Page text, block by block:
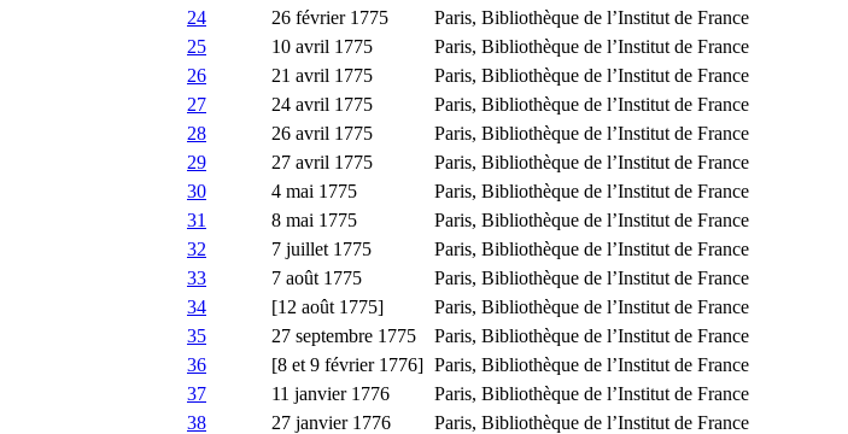
24
26 février 1775 Paris, Bibliothèque de l’Institut de France
25 10 avril 1775 Paris, Bibliothèque de l’Institut de France
26 21 avril 1775 Paris, Bibliothèque de l’Institut de France
27 24 avril 1775 Paris, Bibliothèque de l’Institut de France
28 26 avril 1775 Paris, Bibliothèque de l’Institut de France
29 27 avril 1775 Paris, Bibliothèque de l’Institut de France
30 4 mai 1775 Paris, Bibliothèque de l’Institut de France
31 8 mai 1775 Paris, Bibliothèque de l’Institut de France
32 7 juillet 1775 Paris, Bibliothèque de l’Institut de France
33 7 août 1775 Paris, Bibliothèque de l’Institut de France
34 [12 août 1775] Paris, Bibliothèque de l’Institut de France
35 27 septembre 1775 Paris, Bibliothèque de l’Institut de France
36 [8 et 9 février 1776] Paris, Bibliothèque de l’Institut de France
37 11 janvier 1776 Paris, Bibliothèque de l’Institut de France
38 27 janvier 1776 Paris, Bibliothèque de l’Institut de France